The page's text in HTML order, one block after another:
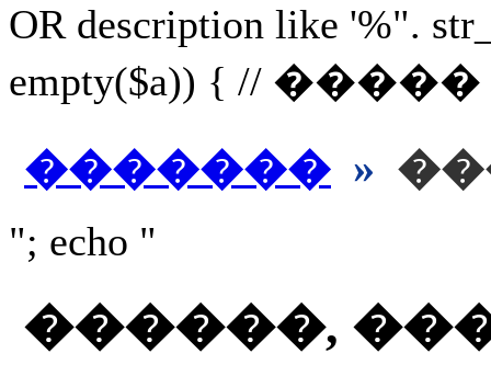
OR description like
empty($a)) { //
������� »
"; echo "
������,